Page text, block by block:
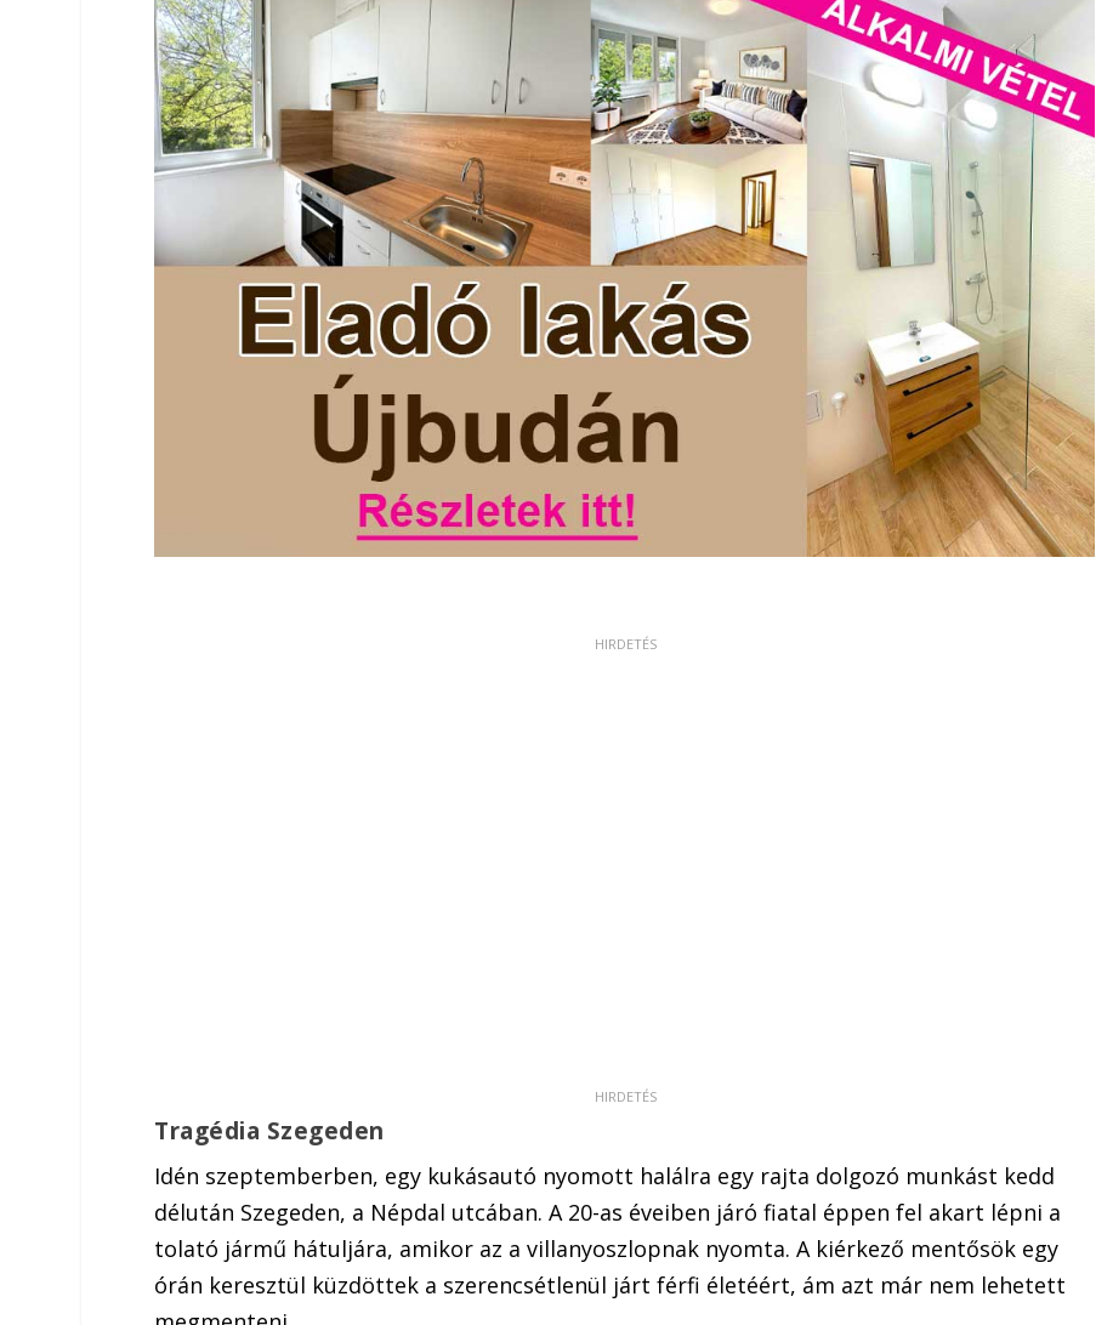
Tragédia Szegeden
Idén szeptemberben, egy kukásautó nyomott halálra egy rajta dolgozó munkást kedd
délután Szegeden, a Népdal utcában. A 20-as éveiben járó fiatal éppen fel akart lépni a
tolató jármű hátuljára, amikor az a villanyoszlopnak nyomta. A kiérkező mentősök egy
órán keresztül küzdöttek a szerencsétlenül járt férfi életéért, ám azt már nem lehetett